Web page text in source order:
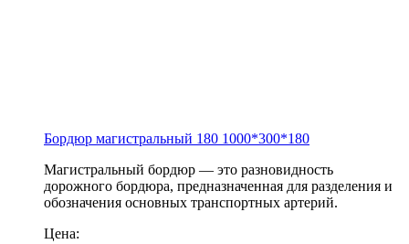
Бордюр магистральный 180 1000*300*180
Магистральный бордюр — это разновидность
дорожного бордюра, предназначенная для разделения и
обозначения основных транспортных артерий.
Цена: